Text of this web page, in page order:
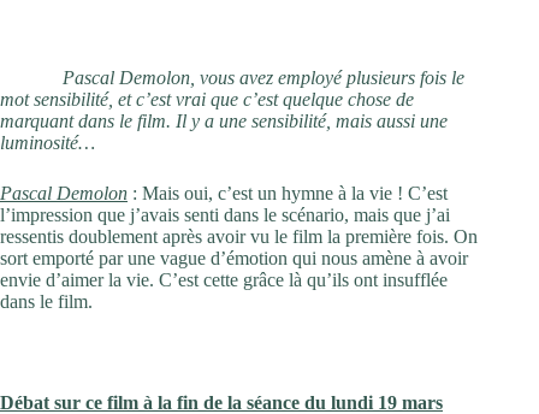
Pascal Demolon, vous avez employé plusieurs fois le
mot sensibilité, et c’est vrai que c’est quelque chose de
marquant dans le film. Il y a une sensibilité, mais aussi une
luminosité…
Pascal Demolon : Mais oui, c’est un hymne à la vie ! C’est
l’impression que j’avais senti dans le scénario, mais que j’ai
ressentis doublement après avoir vu le film la première fois. On
sort emporté par une vague d’émotion qui nous amène à avoir
envie d’aimer la vie. C’est cette grâce là qu’ils ont insufflée
dans le film.
Débat sur ce film à la fin de la séance du lundi 19 mars